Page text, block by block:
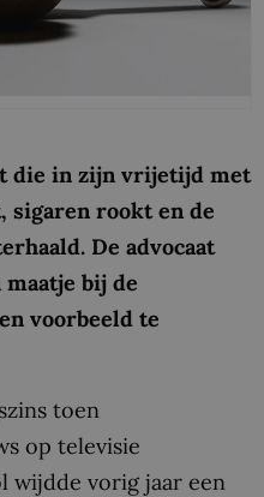
die in zijn vrijetijd met
sigaren rookt en de
De advocaat
bij de
voorbeeld te
toen
op televisie
wijdde vorig jaar een